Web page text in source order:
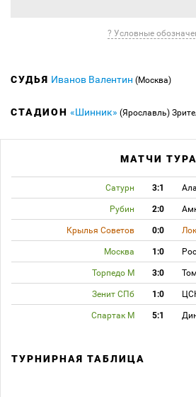
? Условные
СУДЬЯ Иванов Валентин (Москва)
СТАДИОН «Шинник» (Ярославль)
МАТЧИ ТУРА
Сатурн 3:1
Рубин 2:0
Крылья Советов 0:0
Москва 1:0
Торпедо М 3:0
Зенит СПб 1:0
Спартак М 5:1
ТУРНИРНАЯ ТАБЛИЦА